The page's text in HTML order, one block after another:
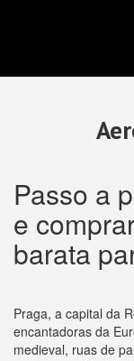
Passo a
e
barata
Praga, a capital da
encantadoras da
medieval, ruas de